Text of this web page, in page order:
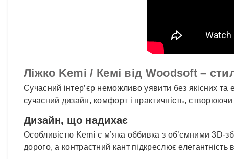
Ліжко Kemi / Кемі від Woodsoft –
Сучасний інтер’єр неможливо уявити без якісних та
сучасний дизайн, комфорт і практичність,
Дизайн, що надихає
Особливістю Kemi є м’яка оббивка з об’ємними 3D-
дорого, а контрастний кант підкреслює